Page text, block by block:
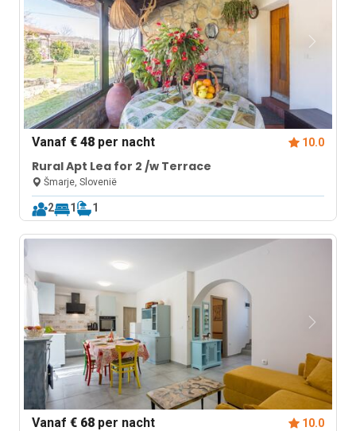
Vanaf€ 48 per nacht 10.0
Rural Apt Lea for 2 /w Terrace
Šmarje, Slovenië
2 1 1
Vanaf€ 68 per nacht 10.0